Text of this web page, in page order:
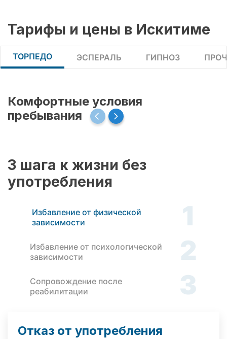
Тарифы и цены в Искитиме
ТОРПЕДО ЭСПЕРАЛЬ ГИПНОЗ
Комфортные условия
пребывания
3 шага к жизни без
употребления
Избавление от физической
зависимости
1
Избавление от психологической
зависимости
2
Сопровождение после
реабилитации
3
Отказ от употребления